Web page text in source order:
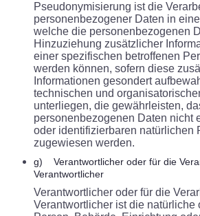
Pseudonymisierung ist die
personenbezogener Daten in
welche die personenbezogenen
Hinzuziehung zusätzlicher
einer spezifischen betroffenen
werden können, sofern diese
Informationen gesondert
technischen und
unterliegen, die gewährleisten,
personenbezogenen Daten nicht
oder identifizierbaren natürlichen
zugewiesen werden.
g) Verantwortlicher oder für die
Verantwortlicher
Verantwortlicher oder für die
Verantwortlicher ist die natürliche